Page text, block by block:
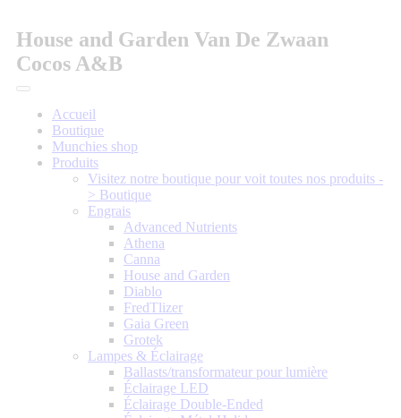
House and Garden Van De Zwaan
Cocos A&B
Accueil
Boutique
Munchies shop
Produits
Visitez notre boutique pour voit toutes nos produits -
> Boutique
Engrais
Advanced Nutrients
Athena
Canna
House and Garden
Diablo
FredTlizer
Gaia Green
Grotek
Lampes & Éclairage
Ballasts/transformateur pour lumière
Éclairage LED
Éclairage Double-Ended